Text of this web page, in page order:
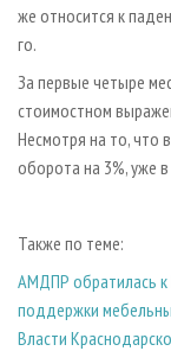
же относится к
го.
За первые четыре
стоимостном
Несмотря на то, что
оборота на 3%, уже
Также по теме:
АМДПР обратилась
поддержки
Власти